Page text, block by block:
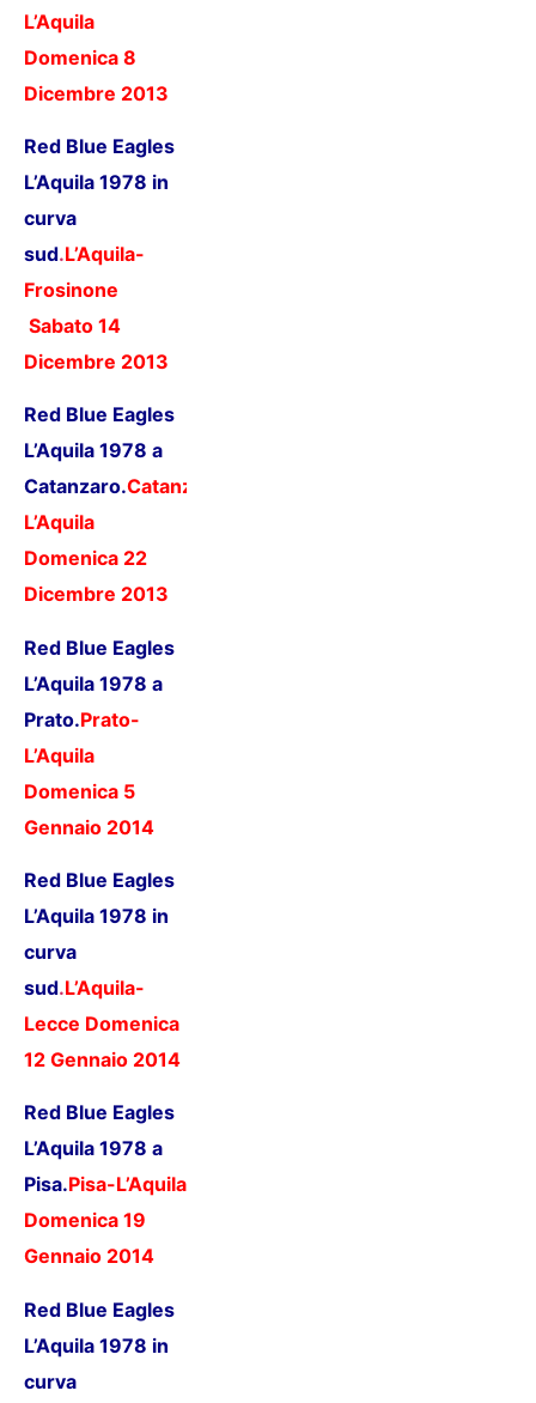
L’Aquila
Domenica 8
Dicembre 2013
Red Blue Eagles
L’Aquila 1978 in
curva
sud.L’Aquila-
Frosinone
Sabato 14
Dicembre 2013
Red Blue Eagles
L’Aquila 1978 a
Catanzaro.Catanzaro-
L’Aquila
Domenica 22
Dicembre 2013
Red Blue Eagles
L’Aquila 1978 a
Prato.Prato-
L’Aquila
Domenica 5
Gennaio 2014
Red Blue Eagles
L’Aquila 1978 in
curva
sud.L’Aquila-
Lecce Domenica
12 Gennaio 2014
Red Blue Eagles
L’Aquila 1978 a
Pisa.Pisa-L’Aquila
Domenica 19
Gennaio 2014
Red Blue Eagles
L’Aquila 1978 in
curva